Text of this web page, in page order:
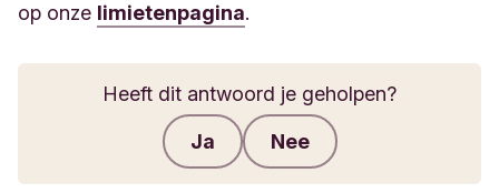
op onze limietenpagina.
Heeft dit antwoord je geholpen?
Ja Nee